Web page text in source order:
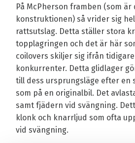
På McPherson framben (som är
konstruktionen) så vrider sig
rattsutslag. Detta ställer stora
topplagringen och det är här
coilovers skiljer sig ifrån
konkurrenter. Detta glidlager
till dess ursprungsläge efter en
som på en originalbil. Det
samt fjädern vid svängning.
klonk och knarrljud som ofta
vid svängning.